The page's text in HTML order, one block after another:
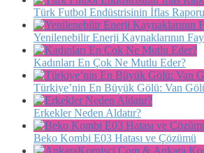
Türk Futbol Endüstrisinin İflas Raporu
Yenilenebilir Enerji Kaynaklarının
Kadınları En Çok Ne Mutlu Eder?
Türkiye’nin En Büyük Gölü: Van
Erkekler Neden Aldatır?
Beko Kombi E03 Hatası ve Çözümü